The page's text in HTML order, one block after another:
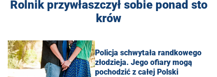
Rolnik przywłaszczył sobie ponad sto
krów
Policja schwytała randkowego
złodzieja. Jego ofiary mogą
pochodzić z całej Polski